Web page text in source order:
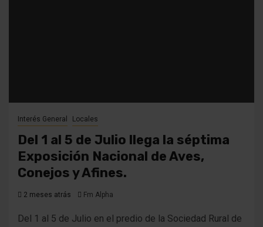
Interés General Locales
Del 1 al 5 de Julio llega la séptima
Exposición Nacional de Aves,
Conejos y Afines.
2 meses atrás Fm Alpha
Del 1 al 5 de Julio en el predio de la Sociedad Rural de